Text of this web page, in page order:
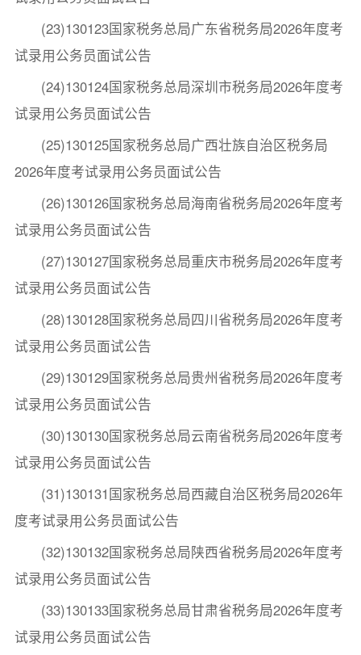
(23)130123国家税务总局广东省税务局2026年度考
试录用公务员面试公告
(24)130124国家税务总局深圳市税务局2026年度考
试录用公务员面试公告
(25)130125国家税务总局广西壮族自治区税务局
2026年度考试录用公务员面试公告
(26)130126国家税务总局海南省税务局2026年度考
试录用公务员面试公告
(27)130127国家税务总局重庆市税务局2026年度考
试录用公务员面试公告
(28)130128国家税务总局四川省税务局2026年度考
试录用公务员面试公告
(29)130129国家税务总局贵州省税务局2026年度考
试录用公务员面试公告
(30)130130国家税务总局云南省税务局2026年度考
试录用公务员面试公告
(31)130131国家税务总局西藏自治区税务局2026年
度考试录用公务员面试公告
(32)130132国家税务总局陕西省税务局2026年度考
试录用公务员面试公告
(33)130133国家税务总局甘肃省税务局2026年度考
试录用公务员面试公告